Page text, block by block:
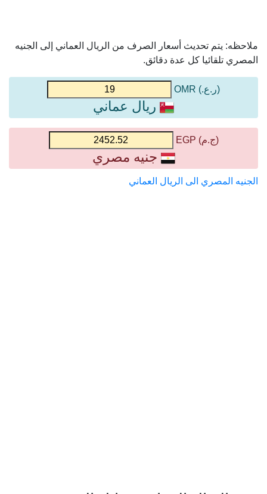
ملاحظه: يتم تحديث أسعار الصرف من الريال العماني إلى الجنيه
المصري تلقائيا كل عدة دقائق.
(ر.ع.) OMR
ريال عماني
(ج.م) EGP
جنيه مصري
الجنيه المصري الى الريال العماني